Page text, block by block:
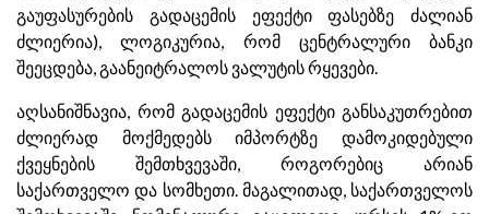
გაუფასურების გადაცემის ეფექტი ფასებზე ძალიან
ძლიერია), ლოგიკურია, რომ ცენტრალური ბანკი
შეეცდება, გაანეიტრალოს ვალუტის რყევები.
აღსანიშნავია, რომ გადაცემის ეფექტი განსაკუთრებით
ძლიერად მოქმედებს იმპორტზე დამოკიდებული
ქვეყნების შემთხვევაში, როგორებიც არიან
საქართველო და სომხეთი. მაგალითად, საქართველოს